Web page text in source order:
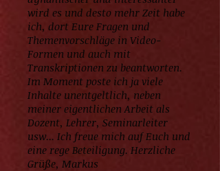
wird es und desto mehr Zeit habe
ich, dort Eure Fragen und
Themenvorschläge in Video-
Formen und auch mit
Transkriptionen zu beantworten.
Im Moment poste ich ja viele
Inhalte unentgeltlich, neben
meiner eigentlichen Arbeit als
Dozent, Lehrer, Seminarleiter
usw... Ich freue mich auf Euch und
eine rege Beteiligung. Herzliche
Grüße, Markus